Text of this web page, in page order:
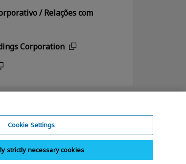
/ Relações com
Corporation
Cookie Settings
strictly necessary cookies